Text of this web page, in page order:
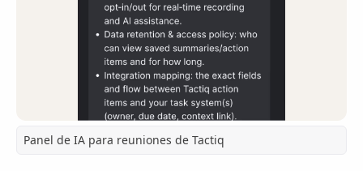
Panel de IA para reuniones de Tactiq